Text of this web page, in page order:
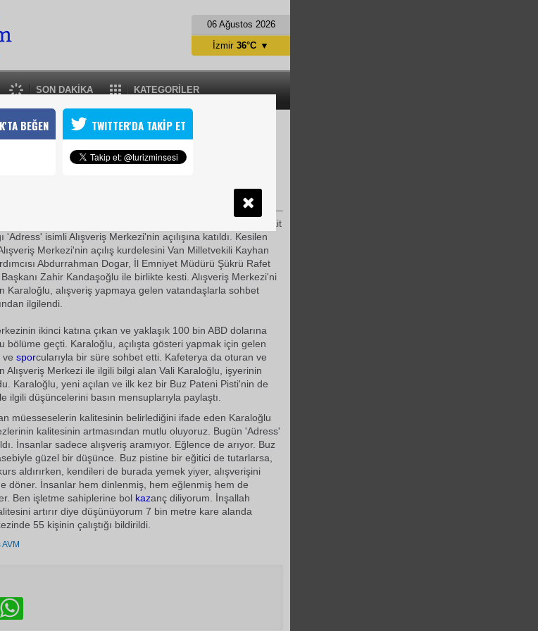
06 Ağustos 2026
SON DAKİKA KATEGORİLER
İzmir 36°C ▼
ADRESS AVM ÇILDI
bir alışveriş merkezinin içinde yer alan 'Buz Pateni
si üzerinde bulunan Nizamettin Şavur'a ait
isimli Alışveriş Merkezi'nin açılışına katıldı. Kesilen
Merkezi'nin açılış kurdelesini Van Milletvekili Kayhan
Abdurrahman Dogar, İl Emniyet Müdürü Şükrü Rafet
Zahir Kandaşoğlu ile birlikte kesti. Alışveriş Merkezi'ni
Karaloğlu, alışveriş yapmaya gelen vatandaşlarla sohbet
ilgilendi.
ikinci katına çıkan ve yaklaşık 100 bin ABD dolarına
bölüme geçti. Karaloğlu, açılışta gösteri yapmak için gelen
ve sporcularıyla bir süre sohbet etti. Kafeterya da oturan ve
Alışveriş Merkezi ile ilgili bilgi alan Vali Karaloğlu, işyerinin
Karaloğlu, yeni açılan ve ilk kez bir Buz Pateni Pisti'nin de
ilgili düşüncelerini basın mensuplarıyla paylaştı.
müesseselerin kalitesinin belirlediğini ifade eden Karaloğlu
kalitesinin artmasından mutlu oluyoruz. Bugün 'Adress'
İnsanlar sadece alışveriş aramıyor. Eğlence de arıyor. Buz
güzel bir düşünce. Buz pistine bir eğitici de tutarlarsa,
aldırırken, kendileri de burada yemek yiyer, alışverişini
döner. İnsanlar hem dinlenmiş, hem eğlenmiş hem de
Ben işletme sahiplerine bol kazanç diliyorum. İnşallah
artırır diye düşünüyorum 7 bin metre kare alanda
55 kişinin çalıştığı bildirildi.
BEĞEN TWITTER'DA TAKİP ET